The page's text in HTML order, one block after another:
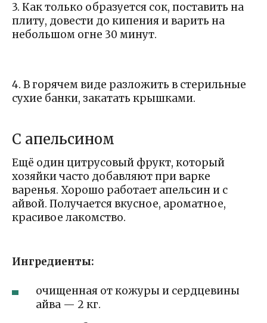
3. Как только образуется сок, поставить на
плиту, довести до кипения и варить на
небольшом огне 30 минут.
4. В горячем виде разложить в стерильные
сухие банки, закатать крышками.
С апельсином
Ещё один цитрусовый фрукт, который
хозяйки часто добавляют при варке
варенья. Хорошо работает апельсин и с
айвой. Получается вкусное, ароматное,
красивое лакомство.
Ингредиенты:
очищенная от кожуры и сердцевины
айва — 2 кг.